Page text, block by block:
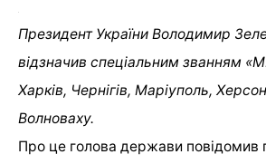
Президент України Володимир
відзначив спеціальним званням
Харків, Чернігів, Маріуполь,
Волноваху.
Про це голова держави повідомив